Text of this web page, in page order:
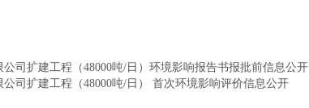
司扩建工程（48000吨/日）环境影响报告书报批前信息公开
司扩建工程（48000吨/日） 首次环境影响评价信息公开